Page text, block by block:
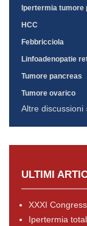
Ipertermia tumore
HCC
Febbricciola
Linfoadenopatie
Tumore pancreas
Tumore ovarico
Altre discussioni
ULTIMI
XXXI
Ipertermia